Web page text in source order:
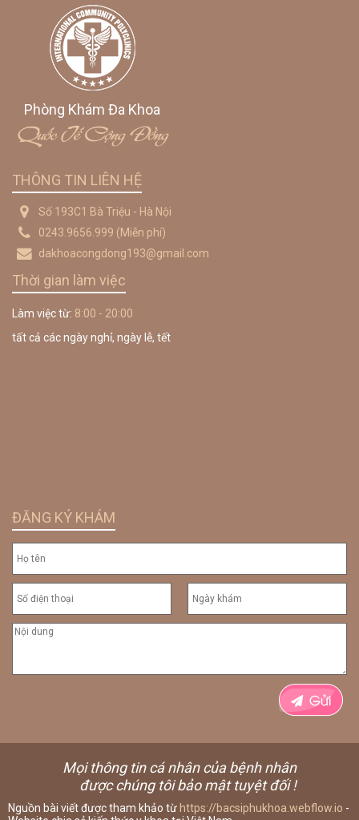
Phòng Khám Đa Khoa
Quốc Tế Cộng Đồng
THÔNG TIN LIÊN HỆ
Số 193C1 Bà Triệu - Hà Nội
0243.9656.999 (Miễn phí)
dakhoacongdong193@gmail.com
Thời gian làm việc
Làm việc từ: 8:00 - 20:00
tất cả các ngày nghỉ, ngày lễ, tết
ĐĂNG KÝ KHÁM
Nguồn bài viết được tham khảo từ https://bacsiphukhoa.webflow.io -
Mọi thông tin cá nhân của bệnh nhân
được chúng tôi bảo mật tuyệt đối !